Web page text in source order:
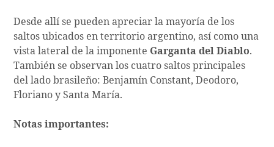
Desde allí se pueden apreciar la mayoría de los
saltos ubicados en territorio argentino, así como una
vista lateral de la imponente Garganta del Diablo.
También se observan los cuatro saltos principales
del lado brasileño: Benjamín Constant, Deodoro,
Floriano y Santa María.
Notas importantes: